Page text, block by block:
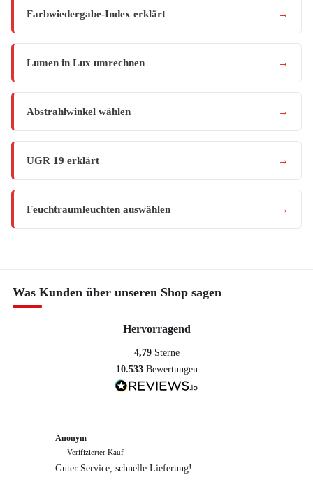
Farbwiedergabe-Index erklärt →
Lumen in Lux umrechnen →
Abstrahlwinkel wählen →
UGR 19 erklärt →
Feuchtraumleuchten auswählen →
Was Kunden über unseren Shop sagen
Hervorragend
4,79 Sterne
10.533 Bewertungen
Anonym
Verifizierter Kauf
Guter Service, schnelle Lieferung!